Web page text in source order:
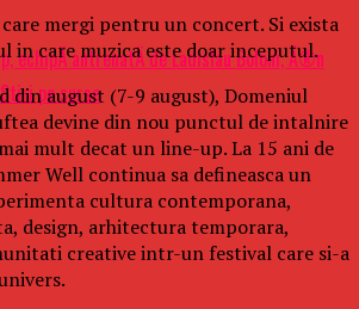
echipÄ antrenatÄ de Ladislau Boloni, Ã®n
pe surse
mergi pentru un concert. Si exista
in care muzica este doar inceputul.
din august (7-9 august), Domeniul
devine din nou punctul de intalnire
mult decat un line-up. La 15 ani de
Well continua sa defineasca un
cultura contemporana,
design, arhitectura temporara,
creative intr-un festival care si-a